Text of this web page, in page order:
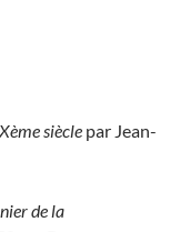
siècle par Jean-
de la